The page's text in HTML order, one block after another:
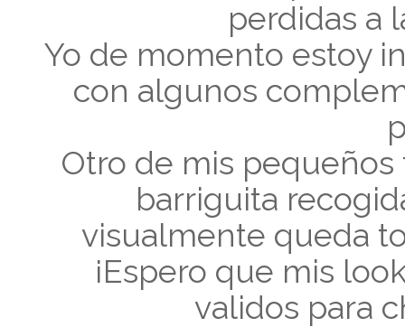
perdidas a
Yo de momento estoy
con algunos
Otro de mis
barriguita
visualmente queda
¡Espero que mis
validos para